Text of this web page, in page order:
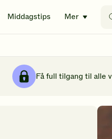
Middagstips Mer
Få full tilgang til alle